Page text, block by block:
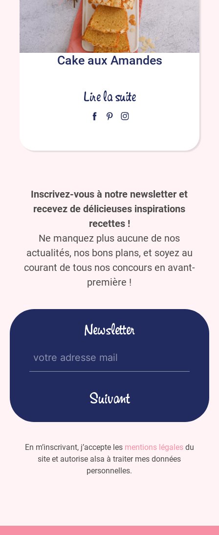
Cake aux Amandes
Lire la suite
Inscrivez-vous à notre newsletter et
recevez de délicieuses inspirations
recettes !
Ne manquez plus aucune de nos
actualités, nos bons plans, et soyez au
courant de tous nos concours en avant-
première !
Newsletter
E-
mail
En m’inscrivant, j’accepte les mentions légalesdu
site et autorise alsa à traiter mes données
personnelles.